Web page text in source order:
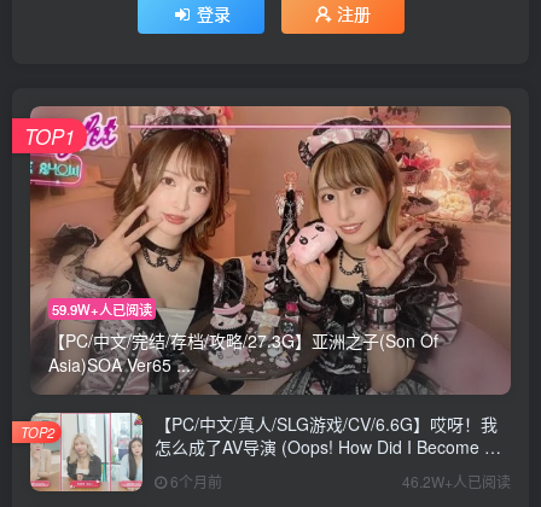
登录 注册
59.9W+人已阅读
【PC/中文/完结/存档/攻略/27.3G】亚洲之子(Son Of
Asia)SOA Ver65 ...
TOP1
【PC/中文/真人/SLG游戏/CV/6.6G】哎呀！我
怎么成了AV导演 (Oops! How Did I Become An
AV Director?) Ver0.1.1 中文版+真人SLG游戏
+CV+6.6G
6个月前 46.2W+人已阅读
TOP2